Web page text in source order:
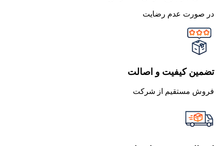
در صورت عدم رضایت
تضمین کیفیت و اصالت
فروش مستقیم از شرکت